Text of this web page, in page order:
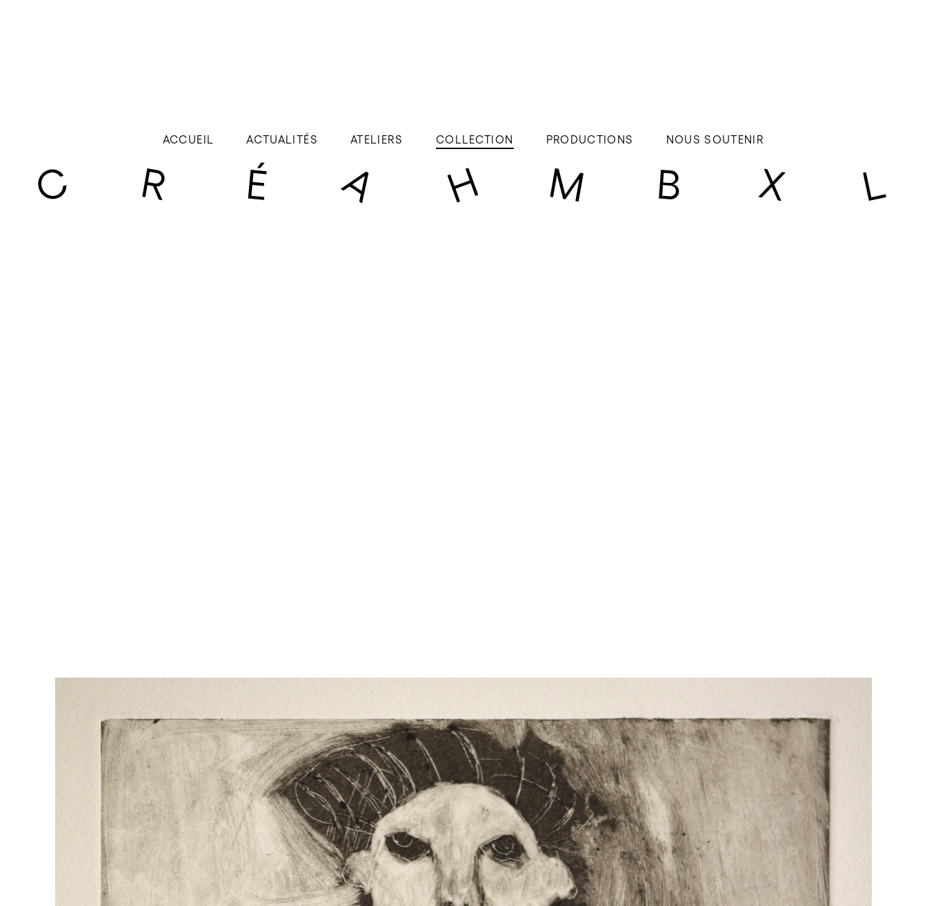
ACCUEIL ACTUALITÉS ATELIERS COLLECTION PRODUCTIONS NOUS SOUTENIR